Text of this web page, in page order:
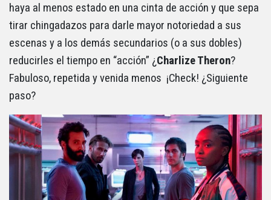
haya al menos estado en una cinta de acción y que sepa
tirar chingadazos para darle mayor notoriedad a sus
escenas y a los demás secundarios (o a sus dobles)
reducirles el tiempo en “acción” ¿Charlize Theron?
Fabuloso, repetida y venida menos ¡Check! ¿Siguiente
paso?